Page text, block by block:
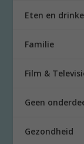
Eten en
Familie
Film &
Geen
Gezondheid